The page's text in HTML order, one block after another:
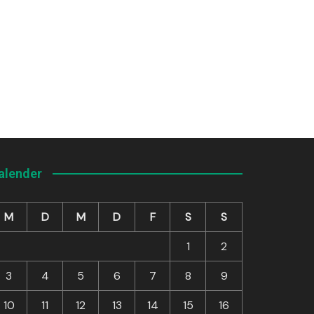
M D M D F S
S
1
2
3
4 5 6 7 8
9
10
11 12 13 14 15 16